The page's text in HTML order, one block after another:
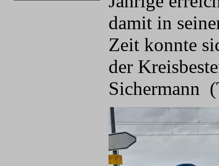
damit in
Zeit konnte
der
Sichermann